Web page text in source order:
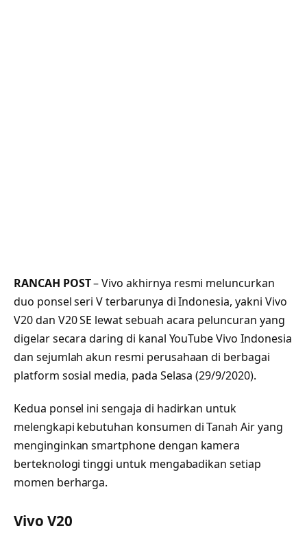
RANCAH POST– Vivo akhirnya resmi meluncurkan
duo ponsel seri V terbarunya di Indonesia, yakni Vivo
V20 dan V20 SE lewat sebuah acara peluncuran yang
digelar secara daring di kanal YouTube Vivo Indonesia
dan sejumlah akun resmi perusahaan di berbagai
platform sosial media, pada Selasa (29/9/2020).
Kedua ponsel ini sengaja di hadirkan untuk
melengkapi kebutuhan konsumen di Tanah Air yang
menginginkan smartphone dengan kamera
berteknologi tinggi untuk mengabadikan setiap
momen berharga.
Vivo V20